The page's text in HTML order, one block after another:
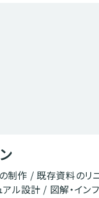
制作 / 既存資料のリ
ル設計 / 図解・イン